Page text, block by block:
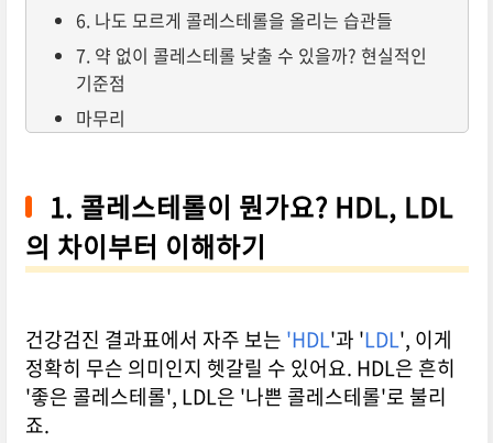
6. 나도 모르게 콜레스테롤을 올리는 습관들
7. 약 없이 콜레스테롤 낮출 수 있을까? 현실적인
기준점
마무리
1. 콜레스테롤이 뭔가요? HDL, LDL
의 차이부터 이해하기
건강검진 결과표에서 자주 보는 'HDL'과 'LDL', 이게
정확히 무슨 의미인지 헷갈릴 수 있어요. HDL은 흔히
'좋은 콜레스테롤', LDL은 '나쁜 콜레스테롤'로 불리
죠.